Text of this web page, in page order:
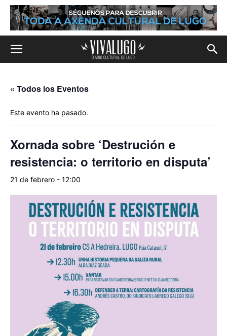
« Todos los Eventos
Este evento ha pasado.
Xornada sobre ‘Destrución e
resistencia: o territorio en disputa’
21 de febrero - 12:00